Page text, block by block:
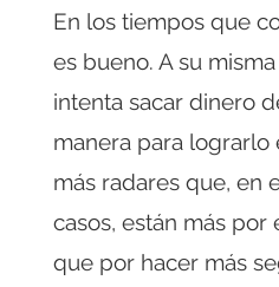
En los tiempos que
es bueno. A su
intenta sacar dinero
manera para lograrlo
más radares que, en
casos, están más
que por hacer más